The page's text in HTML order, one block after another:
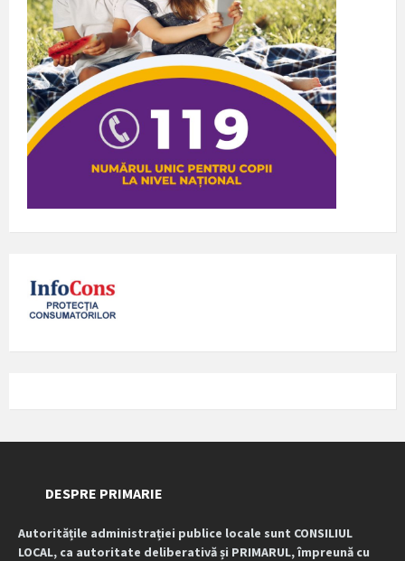
DESPRE PRIMARIE
Autoritățile administrației publice locale sunt CONSILIUL
LOCAL, ca autoritate deliberativă și PRIMARUL, împreună cu